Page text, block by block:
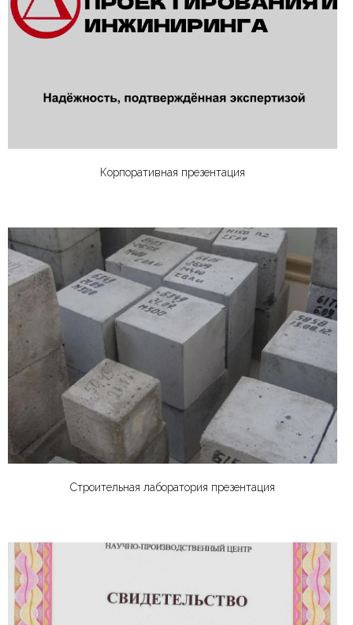
Корпоративная презентация
Строительная лаборатория презентация